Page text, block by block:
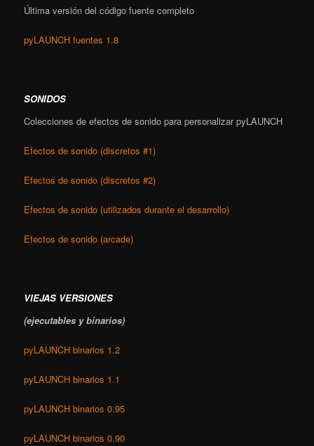
Última versión del código fuente completo
pyLAUNCH fuentes 1.8
SONIDOS
Colecciones de efectos de sonido para personalizar pyLAUNCH
Efectos de sonido (discretos #1)
Efectos de sonido (discretos #2)
Efectos de sonido (utilizados durante el desarrollo)
Efectos de sonido (arcade)
VIEJAS VERSIONES
(ejecutables y binarios)
pyLAUNCH binarios 1.2
pyLAUNCH binarios 1.1
pyLAUNCH binarios 0.95
pyLAUNCH binarios 0.90